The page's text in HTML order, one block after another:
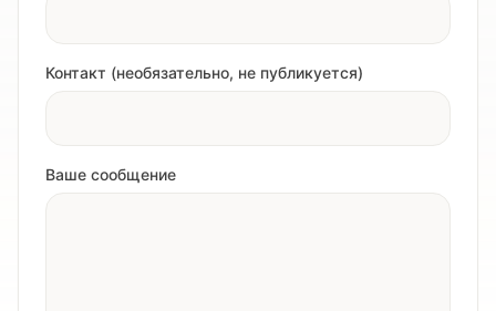
Контакт (необязательно, не публикуется)
Ваше сообщение